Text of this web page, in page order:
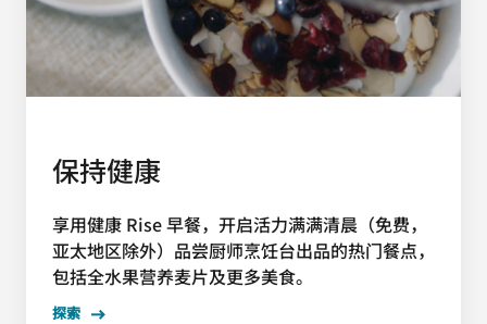
保持健康
享用健康 Rise 早餐，开启活力满满清晨（免费，
亚太地区除外）品尝厨师烹饪台出品的热门餐点，
包括全水果营养麦片及更多美食。
探索